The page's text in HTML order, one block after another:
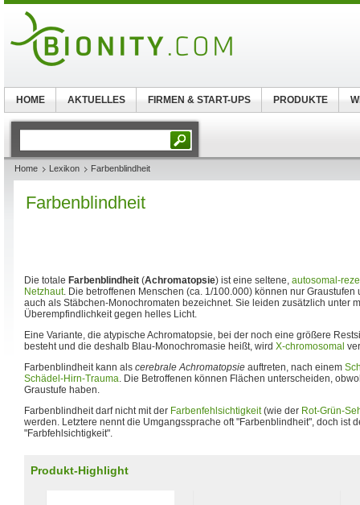
Home Lexikon Farbenblindheit
Farbenblindheit
Die totale Farbenblindheit (Achromatopsie) ist eine seltene, autosomal-
Netzhaut. Die betroffenen Menschen (ca. 1/100.000) können nur
auch als Stäbchen-Monochromaten bezeichnet. Sie leiden zusätzlich unter
Überempfindlichkeit gegen helles Licht.
Eine Variante, die atypische Achromatopsie, bei der noch eine größere
besteht und die deshalb Blau-Monochromasie heißt, wird X-chromosomal
Farbenblindheit kann als cerebrale Achromatopsie auftreten, nach einem
Schädel-Hirn-Trauma. Die Betroffenen können Flächen unterscheiden,
Graustufe haben.
Farbenblindheit darf nicht mit der Farbenfehlsichtigkeit(wie der Rot-Grün-
werden. Letztere nennt die Umgangssprache oft "Farbenblindheit", doch ist
"Farbfehlsichtigkeit".
Produkt-Highlight
HOME AKTUELLES FIRMEN & START-UPS PRODUKTE